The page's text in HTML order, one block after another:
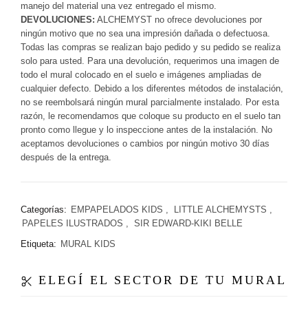
manejo del material una vez entregado el mismo.
DEVOLUCIONES: ALCHEMYST no ofrece devoluciones por
ningún motivo que no sea una impresión dañada o defectuosa.
Todas las compras se realizan bajo pedido y su pedido se realiza
solo para usted. Para una devolución, requerimos una imagen de
todo el mural colocado en el suelo e imágenes ampliadas de
cualquier defecto. Debido a los diferentes métodos de instalación,
no se reembolsará ningún mural parcialmente instalado. Por esta
razón, le recomendamos que coloque su producto en el suelo tan
pronto como llegue y lo inspeccione antes de la instalación. No
aceptamos devoluciones o cambios por ningún motivo 30 días
después de la entrega.
Categorías: EMPAPELADOS KIDS , LITTLE ALCHEMYSTS ,
PAPELES ILUSTRADOS , SIR EDWARD-KIKI BELLE
Etiqueta: MURAL KIDS
ELEGÍ EL SECTOR DE TU MURAL